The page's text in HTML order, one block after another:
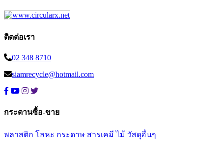
ติดต่อเรา
02 348 8710
siamrecycle@hotmail.com
กระดานซื้อ-ขาย
พลาสติก โลหะ กระดาษ สารเคมี ไม้ วัสดุอื่นๆ